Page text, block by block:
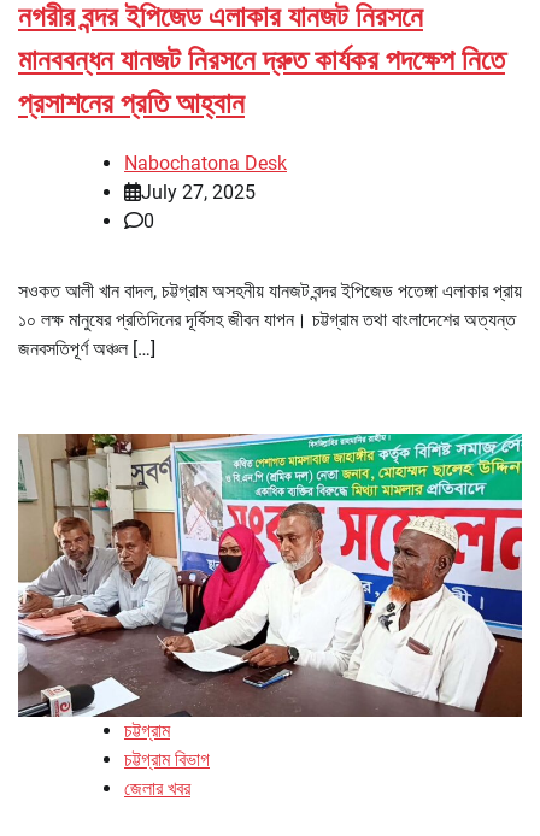
নগরীর বন্দর ইপিজেড এলাকার যানজট নিরসনে
মানববন্ধন যানজট নিরসনে দ্রুত কার্যকর পদক্ষেপ নিতে
প্রসাশনের প্রতি আহ্বান
Nabochatona Desk
July 27, 2025
0
সওকত আলী খান বাদল, চট্টগ্রাম অসহনীয় যানজট বন্দর ইপিজেড পতেঙ্গা এলাকার প্রায়
১০ লক্ষ মানুষের প্রতিদিনের দূর্বিসহ জীবন যাপন। চট্টগ্রাম তথা বাংলাদেশের অত্যন্ত
জনবসতিপূর্ণ অঞ্চল […]
চট্টগ্রাম
চট্টগ্রাম বিভাগ
জেলার খবর